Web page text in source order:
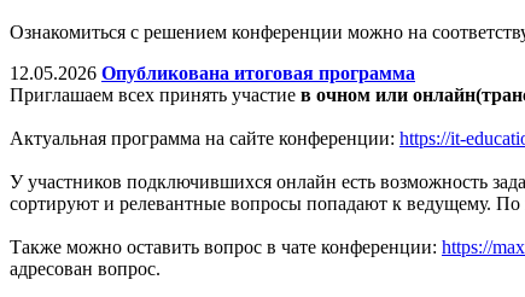
Ознакомиться с решением конференции можно на
12.05.2026 Опубликована итоговая программа
Приглашаем всех принять участие в очном или
Актуальная программа на сайте конференции: https://it-
У участников подключившихся онлайн есть возможность
сортируют и релевантные вопросы попадают к ведущему.
Также можно оставить вопрос в чате конференции: https://
адресован вопрос.